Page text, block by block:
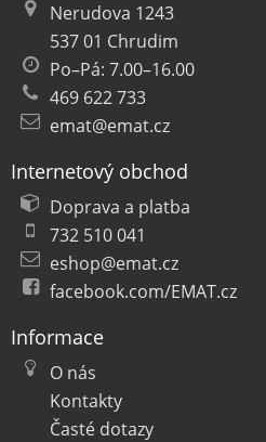
Nerudova 1243
537 01 Chrudim
Po–Pá: 7.00–16.00
469 622 733
emat@emat.cz
Internetový obchod
Doprava a platba
732 510 041
eshop@emat.cz
facebook.com/EMAT.cz
Informace
O nás
Kontakty
Časté dotazy